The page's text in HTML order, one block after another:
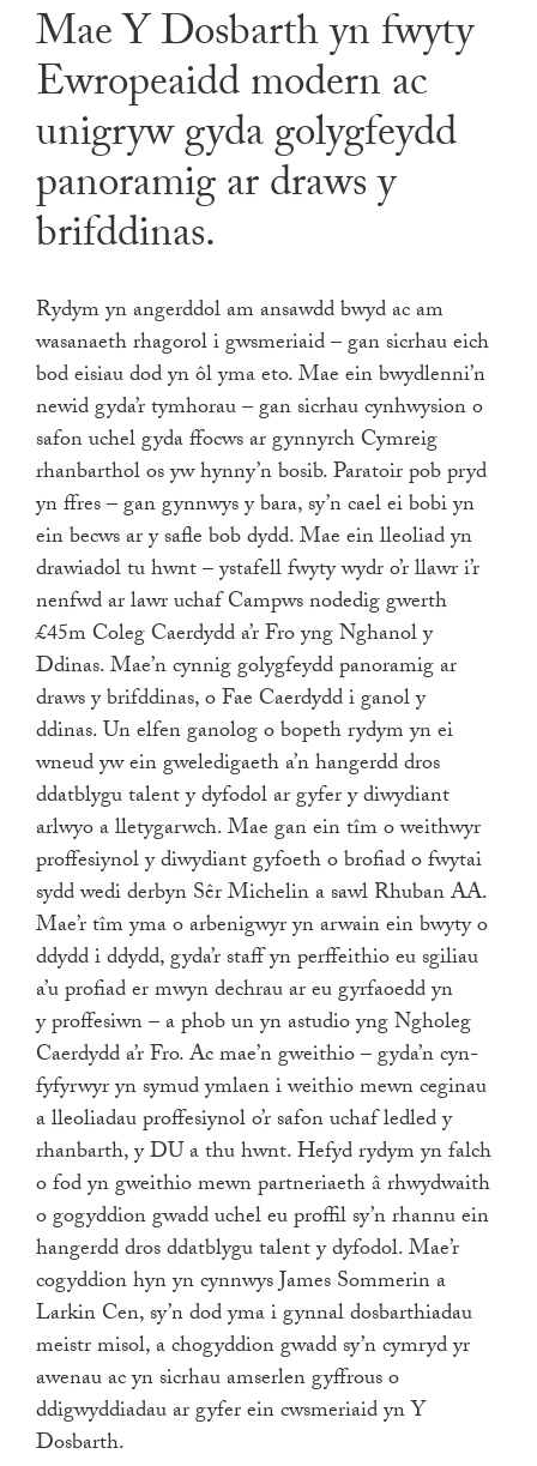
Mae Y Dosbarth yn fwyty
Ewropeaidd modern ac
unigryw gyda golygfeydd
panoramig ar draws y
brifddinas.
Rydym yn angerddol am ansawdd bwyd ac am
wasanaeth rhagorol i gwsmeriaid – gan sicrhau eich
bod eisiau dod yn ôl yma eto. Mae ein bwydlenni’n
newid gyda’r tymhorau – gan sicrhau cynhwysion o
safon uchel gyda ffocws ar gynnyrch Cymreig
rhanbarthol os yw hynny’n bosib. Paratoir pob pryd
yn ffres – gan gynnwys y bara, sy’n cael ei bobi yn
ein becws ar y safle bob dydd. Mae ein lleoliad yn
drawiadol tu hwnt – ystafell fwyty wydr o’r llawr i’r
nenfwd ar lawr uchaf Campws nodedig gwerth
£45m Coleg Caerdydd a’r Fro yng Nghanol y
Ddinas. Mae’n cynnig golygfeydd panoramig ar
draws y brifddinas, o Fae Caerdydd i ganol y
ddinas. Un elfen ganolog o bopeth rydym yn ei
wneud yw ein gweledigaeth a’n hangerdd dros
ddatblygu talent y dyfodol ar gyfer y diwydiant
arlwyo a lletygarwch. Mae gan ein tîm o weithwyr
proffesiynol y diwydiant gyfoeth o brofiad o fwytai
sydd wedi derbyn Sêr Michelin a sawl Rhuban AA.
Mae’r tîm yma o arbenigwyr yn arwain ein bwyty o
ddydd i ddydd, gyda’r staff yn perffeithio eu sgiliau
a’u profiad er mwyn dechrau ar eu gyrfaoedd yn
y proffesiwn – a phob un yn astudio yng Ngholeg
Caerdydd a’r Fro. Ac mae’n gweithio – gyda’n cyn-
fyfyrwyr yn symud ymlaen i weithio mewn ceginau
a lleoliadau proffesiynol o’r safon uchaf ledled y
rhanbarth, y DU a thu hwnt. Hefyd rydym yn falch
o fod yn gweithio mewn partneriaeth â rhwydwaith
o gogyddion gwadd uchel eu proffil sy’n rhannu ein
hangerdd dros ddatblygu talent y dyfodol. Mae’r
cogyddion hyn yn cynnwys James Sommerin a
Larkin Cen, sy’n dod yma i gynnal dosbarthiadau
meistr misol, a chogyddion gwadd sy’n cymryd yr
awenau ac yn sicrhau amserlen gyffrous o
ddigwyddiadau ar gyfer ein cwsmeriaid yn Y
Dosbarth.